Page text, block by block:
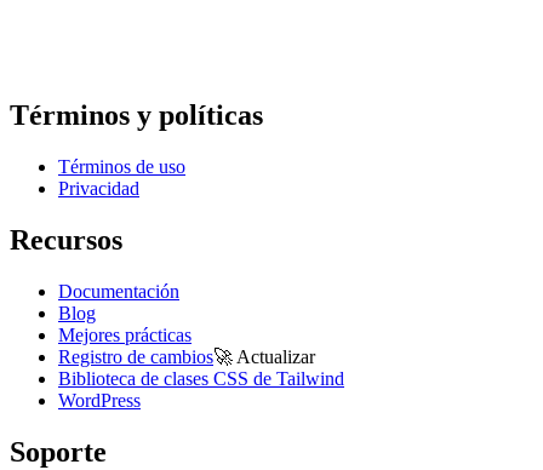
Términos y políticas
Términos de uso
Privacidad
Recursos
Documentación
Blog
Mejores prácticas
Registro de cambios🚀 Actualizar
Biblioteca de clases CSS de Tailwind
WordPress
Soporte